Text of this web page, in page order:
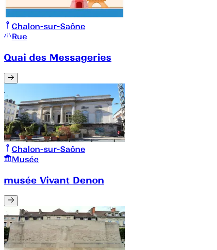
Chalon-sur-Saône
Rue
Quai des Messageries
Chalon-sur-Saône
Musée
musée Vivant Denon